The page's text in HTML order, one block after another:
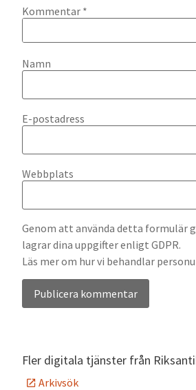
Kommentar *
Namn
E-postadress
Webbplats
Genom att använda detta formulär
lagrar dina uppgifter enligt GDPR.
Läs mer om hur vi behandlar
Fler digitala tjänster från
Arkivsök